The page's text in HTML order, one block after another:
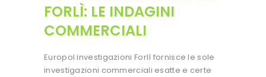
FORLÌ: LE INDAGINI
COMMERCIALI
Europol investigazioni Forlì fornisce le sole
investigazioni commerciali esatte e certe